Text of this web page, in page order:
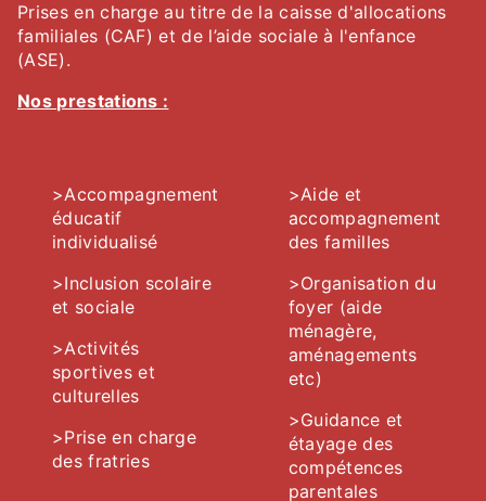
Prises en charge au titre de la caisse d'allocations
familiales (CAF) et de l’aide sociale à l'enfance
(ASE).
Nos prestations :
>Accompagnement
éducatif
individualisé
>Inclusion scolaire
et sociale
>Activités
sportives et
culturelles
>Prise en charge
des fratries
>Aide et
accompagnement
des familles
>Organisation du
foyer (aide
ménagère,
aménagements
etc)
>Guidance et
étayage des
compétences
parentales